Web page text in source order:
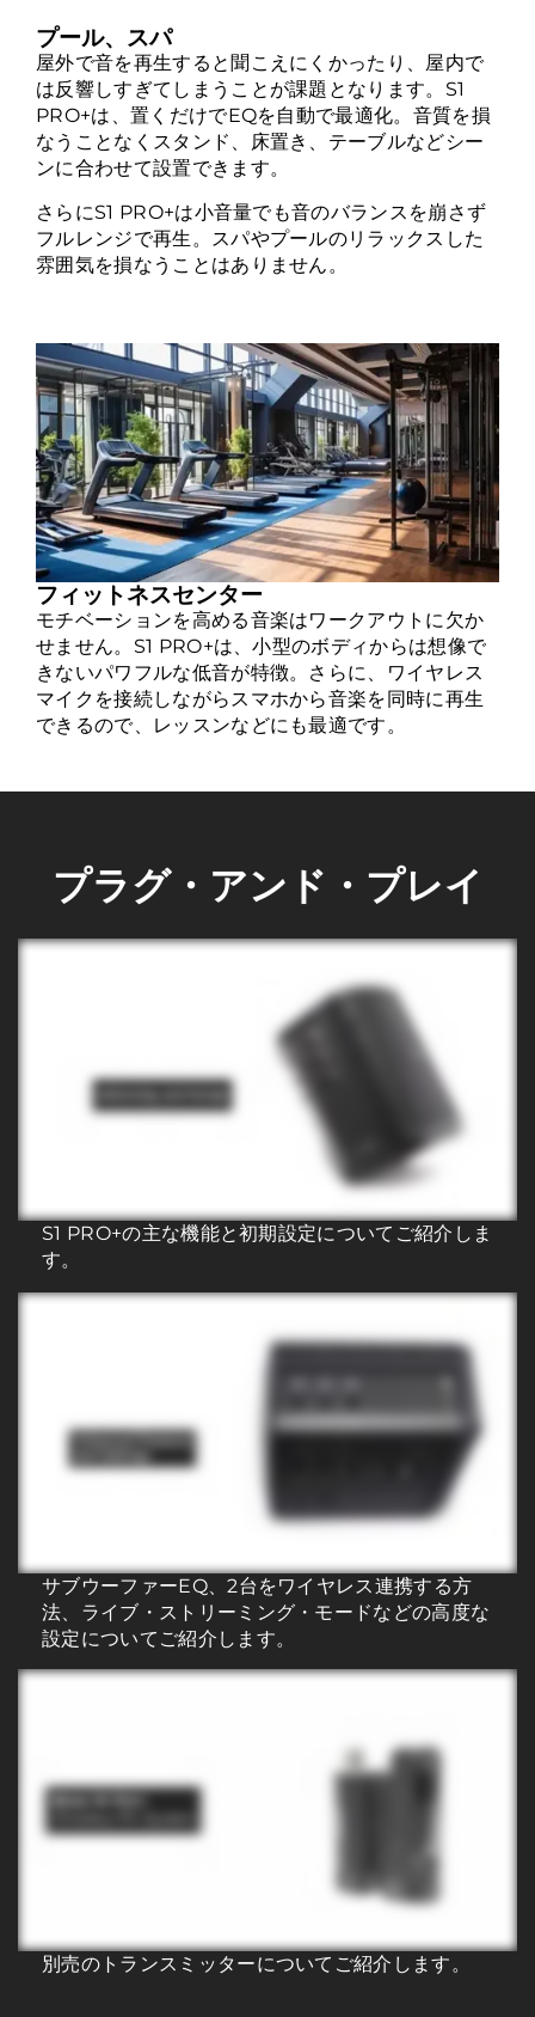
プール、スパ
屋外で音を再生すると聞こえにくかったり、屋内で
は反響しすぎてしまうことが課題となります。S1
PRO+は、置くだけでEQを自動で最適化。音質を損
なうことなくスタンド、床置き、テーブルなどシー
ンに合わせて設置できます。
さらにS1 PRO+は小音量でも音のバランスを崩さず
フルレンジで再生。スパやプールのリラックスした
雰囲気を損なうことはありません。
フィットネスセンター
モチベーションを高める音楽はワークアウトに欠か
せません。S1 PRO+は、小型のボディからは想像で
きないパワフルな低音が特徴。さらに、ワイヤレス
マイクを接続しながらスマホから音楽を同時に再生
できるので、レッスンなどにも最適です。
プラグ・アンド・プレイ
S1 PRO+の主な機能と初期設定についてご紹介しま
す。
サブウーファーEQ、2台をワイヤレス連携する方
法、ライブ・ストリーミング・モードなどの高度な
設定についてご紹介します。
別売のトランスミッターについてご紹介します。